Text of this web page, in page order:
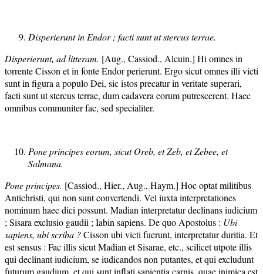
Disperierunt in Endor ; facti sunt ut stercus terrae.
Disperierunt, ad litteram. [Aug., Cassiod., Alcuin.] Hi omnes in
torrente Cisson et in fonte Endor perierunt. Ergo sicut omnes illi victi
sunt in figura a populo Dei, sic istos precatur in veritate superari,
facti sunt ut stercus terrae, dum cadavera eorum putrescerent. Haec
omnibus communiter fac, sed specialiter.
Pone principes eorum, sicut Oreb, et Zeb, et Zebee, et
Salmana.
Pone principes. [Cassiod., Hier., Aug., Haym.] Hoc optat militibus
Antichristi, qui non sunt convertendi. Vel iuxta interpretationes
nominum haec dici possunt. Madian interpretatur declinans iudicium
; Sisara exclusio gaudii ; Iabin sapiens. De quo Apostolus : Ubi
sapiens, ubi scriba ?Cisson ubi victi fuerunt, interpretatur duritia. Et
est sensus : Fac illis sicut Madian et Sisarae, etc., scilicet utpote illis
qui declinant iudicium, se iudicandos non putantes, et qui excludunt
futurum gaudium, et qui sunt inflati sapientia carnis, quae inimica est